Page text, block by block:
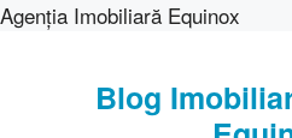
Agenția Imobiliară Equinox
Blog